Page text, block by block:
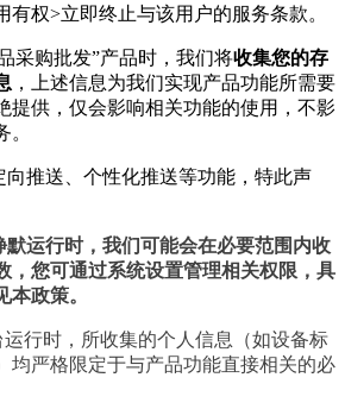
有权>立即终止与该用户的服务条款。
采购批发”产品时，我们将收集您的存
，上述信息为我们实现产品功能所需要
提供，仅会影响相关功能的使用，不影
向推送、个性化推送等功能，特此声
默运行时，我们可能会在必要范围内收
，您可通过系统设置管理相关权限，具
政策。
行时，所收集的个人信息（如设备标
均严格限定于与产品功能直接相关的必